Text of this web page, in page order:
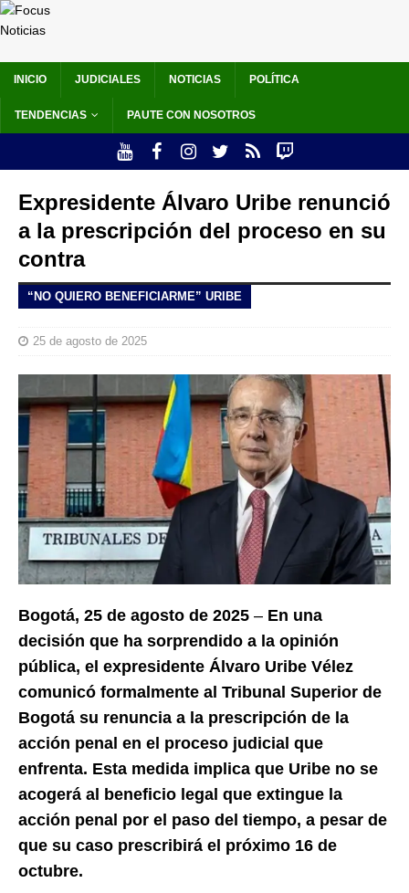
INICIO JUDICIALES NOTICIAS POLÍTICA
TENDENCIAS PAUTE CON NOSOTROS
Expresidente Álvaro Uribe renunció
a la prescripción del proceso en su
contra
“NO QUIERO BENEFICIARME” URIBE
25 de agosto de 2025
Bogotá, 25 de agosto de 2025 – En una
decisión que ha sorprendido a la opinión
pública, el expresidente Álvaro Uribe Vélez
comunicó formalmente al Tribunal Superior de
Bogotá su renuncia a la prescripción de la
acción penal en el proceso judicial que
enfrenta. Esta medida implica que Uribe no se
acogerá al beneficio legal que extingue la
acción penal por el paso del tiempo, a pesar de
que su caso prescribirá el próximo 16 de
octubre.